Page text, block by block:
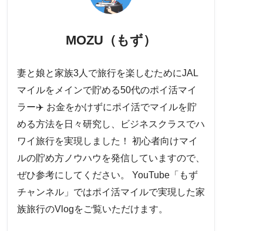
MOZU（もず）
妻と娘と家族3人で旅行を楽しむためにJAL
マイルをメインで貯める50代のポイ活マイ
ラー✈️ お金をかけずにポイ活でマイルを貯
める方法を日々研究し、ビジネスクラスでハ
ワイ旅行を実現しました！ 初心者向けマイ
ルの貯め方ノウハウを発信していますので、
ぜひ参考にしてください。 YouTube「もず
チャンネル」ではポイ活マイルで実現した家
族旅行のVlogをご覧いただけます。